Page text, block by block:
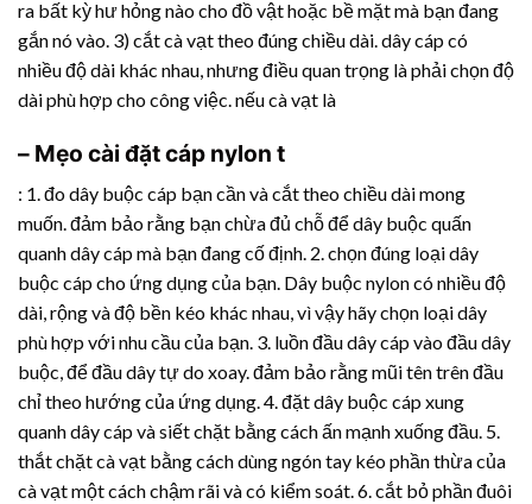
ra bất kỳ hư hỏng nào cho đồ vật hoặc bề mặt mà bạn đang
gắn nó vào. 3) cắt cà vạt theo đúng chiều dài. dây cáp có
nhiều độ dài khác nhau, nhưng điều quan trọng là phải chọn độ
dài phù hợp cho công việc. nếu cà vạt là
– Mẹo cài đặt cáp nylon t
: 1. đo dây buộc cáp bạn cần và cắt theo chiều dài mong
muốn. đảm bảo rằng bạn chừa đủ chỗ để dây buộc quấn
quanh dây cáp mà bạn đang cố định. 2. chọn đúng loại dây
buộc cáp cho ứng dụng của bạn. Dây buộc nylon có nhiều độ
dài, rộng và độ bền kéo khác nhau, vì vậy hãy chọn loại dây
phù hợp với nhu cầu của bạn. 3. luồn đầu dây cáp vào đầu dây
buộc, để đầu dây tự do xoay. đảm bảo rằng mũi tên trên đầu
chỉ theo hướng của ứng dụng. 4. đặt dây buộc cáp xung
quanh dây cáp và siết chặt bằng cách ấn mạnh xuống đầu. 5.
thắt chặt cà vạt bằng cách dùng ngón tay kéo phần thừa của
cà vạt một cách chậm rãi và có kiểm soát. 6. cắt bỏ phần đuôi